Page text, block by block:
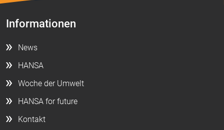
Informationen
News
HANSA
Woche der Umwelt
HANSA for future
Kontakt